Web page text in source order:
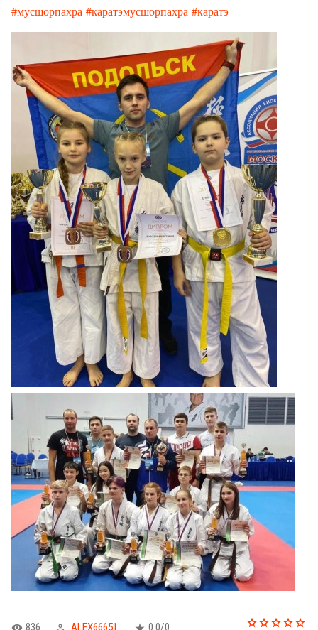
#мусшорпахра #каратэмусшорпахра #каратэ
836 ALEX66651 0.0/0